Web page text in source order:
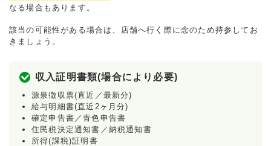
なる場合もあります。
該当の可能性がある場合は、店舗へ行く際に念のため持参してお
きましょう。
収入証明書類(場合により必要)
源泉徴収票(直近／最新分)
給与明細書(直近2ヶ月分)
確定申告書／青色申告書
住民税決定通知書／納税通知書
所得(課税)証明書